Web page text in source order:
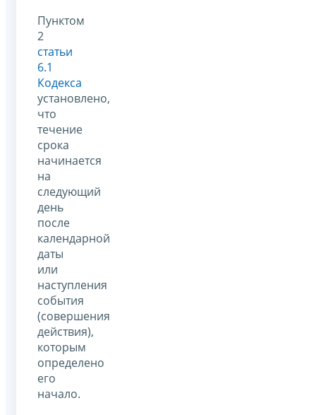
Пунктом
2
статьи
6.1
Кодекса
установлено,
что
течение
срока
начинается
на
следующий
день
после
календарной
даты
или
наступления
события
(совершения
действия),
которым
определено
его
начало.